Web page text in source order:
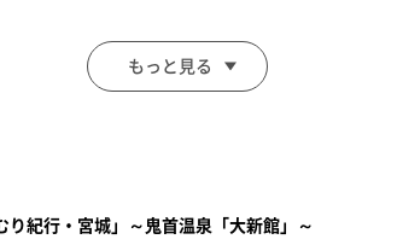
もっと見る
り紀行・宮城」～鬼首温泉「大新館」～